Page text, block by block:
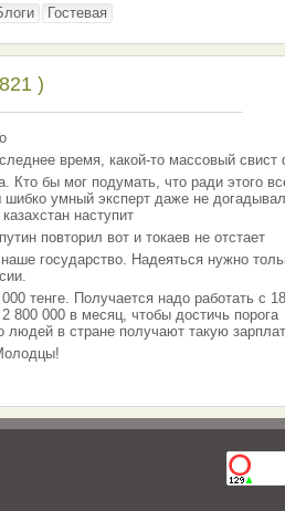
Гостевая
)
время, какой-то массовый свист
бы мог подумать, что ради этого
умный эксперт даже не
наступит
повторил вот и токаев не отстает
государство. Надеяться нужно
тенге. Получается надо работать с
800 000 в месяц, чтобы достичь порога
людей в стране получают такую